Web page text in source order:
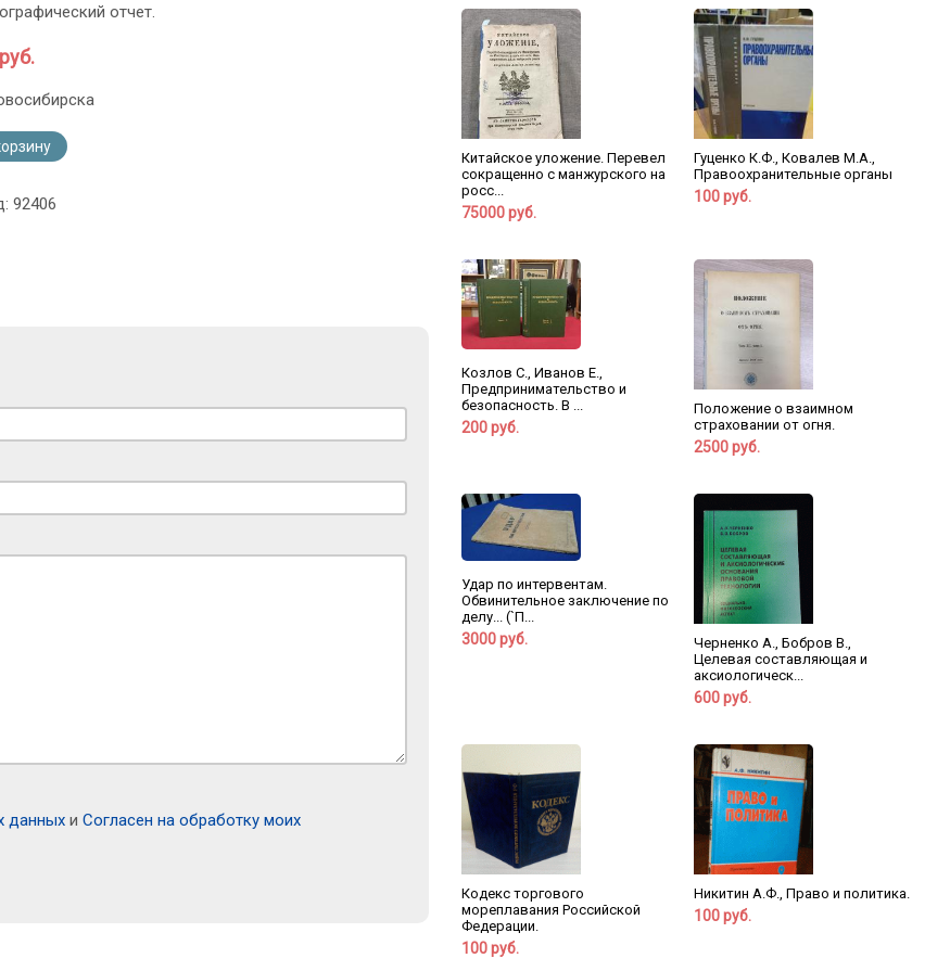
отчет.
92406
данных и Согласен на обработку моих
Китайское уложение. Перевел
сокращенно с манжурского на
росс...
75000 руб.
Гуценко К.Ф., Ковалев М.А.,
Правоохранительные органы
100 руб.
Козлов С., Иванов Е.,
Предпринимательство и
безопасность. В ...
200 руб.
Положение о взаимном
страховании от огня.
2500 руб.
Удар по интервентам.
Обвинительное заключение по
делу... (`П...
3000 руб.
Черненко А., Бобров В.,
Целевая составляющая и
аксиологическ...
600 руб.
Кодекс торгового
мореплавания Российской
Федерации.
100 руб.
Никитин А.Ф., Право и политика.
100 руб.